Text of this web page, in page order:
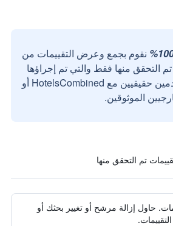
نقوم بجمع وعرض التقييمات من
التحقق منها فقط والتي تم إجراؤها
بواسطة مستخدمين حقيقيين مع HotelsCombined أو
الموثوقين.
حاول إزالة مرشح أو تغيير بحثك أو